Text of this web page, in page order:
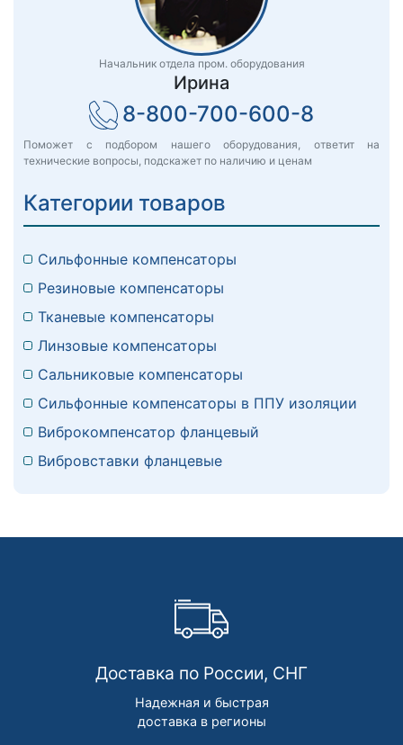
Начальник отдела пром. оборудования
Ирина
8-800-700-600-8
Поможет с подбором нашего оборудования, ответит на
технические вопросы, подскажет по наличию и ценам
Категории товаров
Сильфонные компенсаторы
Резиновые компенсаторы
Тканевые компенсаторы
Линзовые компенсаторы
Сальниковые компенсаторы
Сильфонные компенсаторы в ППУ изоляции
Виброкомпенсатор фланцевый
Вибровставки фланцевые
Доставка по России, СНГ
Надежная и быстрая
доставка в регионы